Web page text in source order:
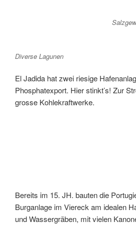
Diverse Lagunen
El Jadida hat zwei riesige
Phosphatexport. Hier stinkt’s! Zur
grosse Kohlekraftwerke.
Bereits im 15. JH. bauten die
Burganlage im Viereck am idealen
und Wassergräben, mit vielen